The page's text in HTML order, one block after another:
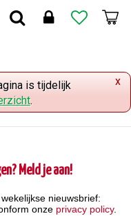
x
is tijdelijk
.
Meld je aan!
nieuwsbrief:
onze privacy policy.